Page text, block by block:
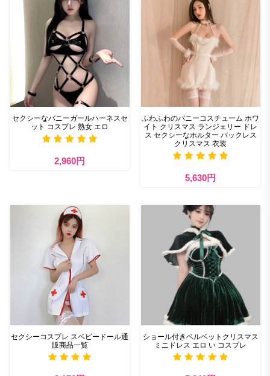
セクシーなバニーガールハーネスセ
ット コスプレ 熟女 エロ
2,960円
ふわふわのバニーコスチューム ホワ
イト クリスマス ランジェリー ドレ
ス セクシーなホルター バックレス
クリスマス 衣装
5,630円
セクシーコスプレ スベビードール通
販商品一覧
ショール付きベルベットクリスマス
ミニドレス エロ い コスプレ